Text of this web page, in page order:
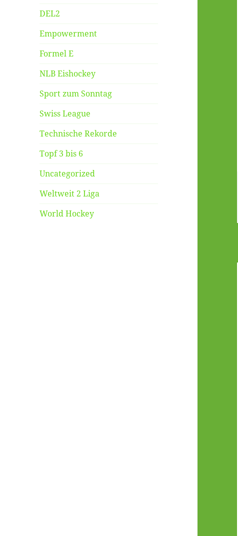
DEL2
Empowerment
Formel E
NLB Eishockey
Sport zum Sonntag
Swiss League
Technische Rekorde
Topf 3 bis 6
Uncategorized
Weltweit 2 Liga
World Hockey